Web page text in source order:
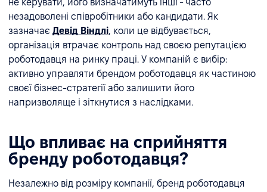
не керувати, його визначатимуть інші - часто
незадоволені співробітники або кандидати. Як
зазначає Девід Віндлі, коли це відбувається,
організація втрачає контроль над своєю репутацією
роботодавця на ринку праці. У компаній є вибір:
активно управляти брендом роботодавця як частиною
своєї бізнес-стратегії або залишити його
напризволяще і зіткнутися з наслідками.
Що впливає на сприйняття
бренду роботодавця?
Незалежно від розміру компанії, бренд роботодавця